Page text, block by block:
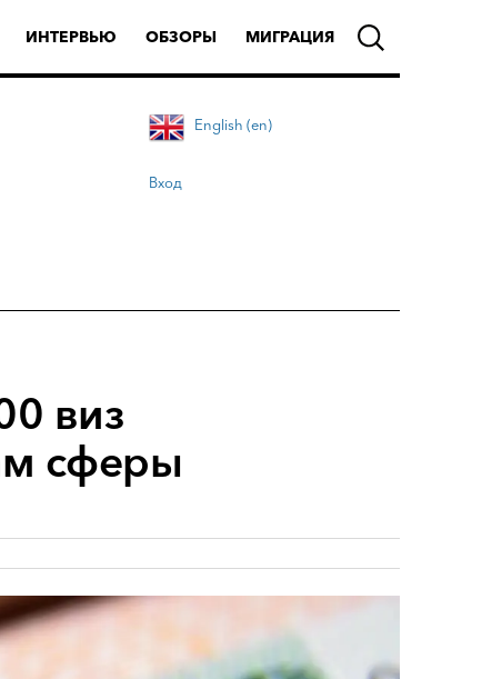
ИНТЕРВЬЮ ОБЗОРЫ МИГРАЦИЯ
English (en)
Вход
виз
сферы